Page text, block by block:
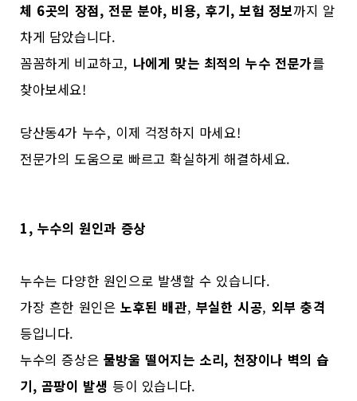
체 6곳의 장점, 전문 분야, 비용, 후기, 보험 정보까지 알
차게 담았습니다.
꼼꼼하게 비교하고, 나에게 맞는 최적의 누수 전문가를
찾아보세요!
당산동4가 누수, 이제 걱정하지 마세요!
전문가의 도움으로 빠르고 확실하게 해결하세요.
1, 누수의 원인과 증상
누수는 다양한 원인으로 발생할 수 있습니다.
가장 흔한 원인은 노후된 배관, 부실한 시공, 외부 충격
등입니다.
누수의 증상은 물방울 떨어지는 소리, 천장이나 벽의 습
기, 곰팡이 발생 등이 있습니다.